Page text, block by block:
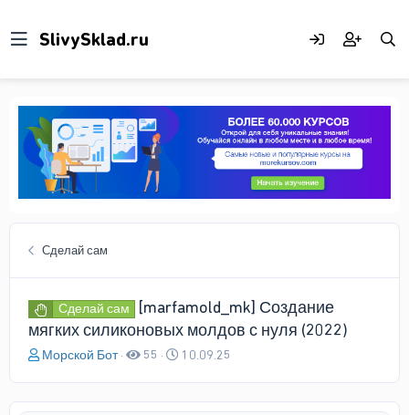
Сделай сам
Сделай сам
[marfamold_mk] Создание
мягких силиконовых молдов с нуля (2022)
А
о
Морской Бот 55
Д
а
10.09.25